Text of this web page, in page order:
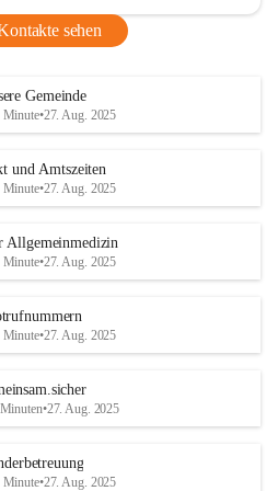
sehen
Gemeinde
Minute•27. Aug. 2025
und Amtszeiten
Minute•27. Aug. 2025
Allgemeinmedizin
Minute•27. Aug. 2025
Minute•27. Aug. 2025
•27. Aug. 2025
Minute•27. Aug. 2025